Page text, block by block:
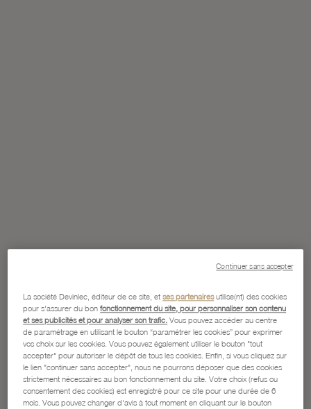
La société Devinlec, éditeur de ce site, etses partenairesutilise(nt) des cookies
pour s'assurer du bonfonctionnement du site, pour personnaliser son contenu
et ses publicités et pour analyser son trafic. Vous pouvez accéder au centre
de paramétrage en utilisant le bouton “paramétrer les cookies” pour exprimer
vos choix sur les cookies. Vous pouvez également utiliser le bouton "tout
accepter" pour autoriser le dépôt de tous les cookies. Enfin, si vous cliquez sur
le lien "continuer sans accepter", nous ne pourrons déposer que des cookies
strictement nécessaires au bon fonctionnement du site. Votre choix (refus ou
consentement des cookies) est enregistré pour ce site pour une durée de 6
mois. Vous pouvez changer d'avis à tout moment en cliquant sur le bouton
Continuer sans accepter